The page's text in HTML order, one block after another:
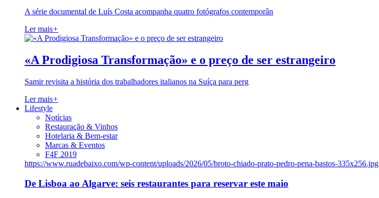
A série documental de Luís Costa acompanha quatro fotógrafos contemporân
Ler mais+
«A Prodigiosa Transformação» e o preço de ser estrangeiro
Samir revisita a história dos trabalhadores italianos na Suíça para perg
Ler mais+
Lifestyle
Notícias
Restauração & Vinhos
Hotelaria & Bem-estar
Marcas & Eventos
F4F 2019
https://www.ruadebaixo.com/wp-content/uploads/2026/05/broto-chiado-prato-pedro-pena-bastos-335x256.jpg
De Lisboa ao Algarve: seis restaurantes para reservar este maio